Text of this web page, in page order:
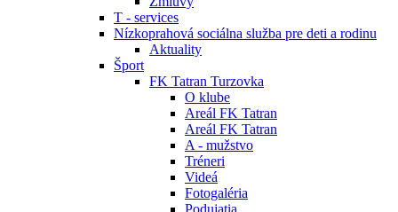
T - services
Nízkoprahová sociálna služba pre deti a rodinu
Aktuality
Šport
FK Tatran Turzovka
O klube
Areál FK Tatran
Areál FK Tatran
A - mužstvo
Tréneri
Videá
Fotogaléria
Podujatia